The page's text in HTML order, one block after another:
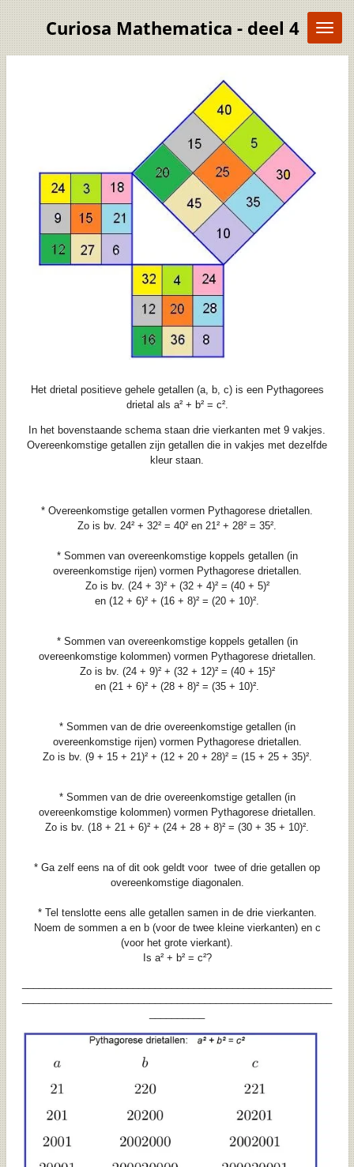
Curiosa Mathematica - deel 4
Het drietal positieve gehele getallen (a, b, c) is een Pythagorees
drietal als a² + b² = c².
In het bovenstaande schema staan drie vierkanten met 9 vakjes.
Overeenkomstige getallen zijn getallen die in vakjes met dezelfde
kleur staan.
* Overeenkomstige getallen vormen Pythagorese drietallen.
Zo is bv. 24² + 32² = 40² en 21² + 28² = 35².
* Sommen van overeenkomstige koppels getallen (in
overeenkomstige rijen) vormen Pythagorese drietallen.
Zo is bv. (24 + 3)² + (32 + 4)² = (40 + 5)²
en (12 + 6)² + (16 + 8)² = (20 + 10)².
* Sommen van overeenkomstige koppels getallen (in
overeenkomstige kolommen) vormen Pythagorese drietallen.
Zo is bv. (24 + 9)² + (32 + 12)² = (40 + 15)²
en (21 + 6)² + (28 + 8)² = (35 + 10)².
* Sommen van de drie overeenkomstige getallen (in
overeenkomstige rijen) vormen Pythagorese drietallen.
Zo is bv. (9 + 15 + 21)² + (12 + 20 + 28)² = (15 + 25 + 35)².
* Sommen van de drie overeenkomstige getallen (in
overeenkomstige kolommen) vormen Pythagorese drietallen.
Zo is bv. (18 + 21 + 6)² + (24 + 28 + 8)² = (30 + 35 + 10)².
* Ga zelf eens na of dit ook geldt voor twee of drie getallen op
overeenkomstige diagonalen.
* Tel tenslotte eens alle getallen samen in de drie vierkanten.
Noem de sommen a en b (voor de twee kleine vierkanten) en c
(voor het grote vierkant).
Is a² + b² = c²?